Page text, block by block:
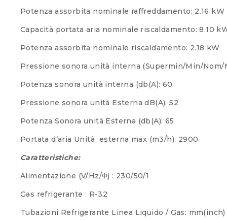
Potenza assorbita nominale raffreddamento: 2.16 kW
Capacità portata aria nominale riscaldamento: 8.10
Potenza assorbita nominale riscaldamento: 2.18 kW
Pressione sonora unità interna (Supermin/Min/Nom/
Potenza sonora unità interna (db(A): 60
Pressione sonora unità Esterna dB(A): 52
Potenza Sonora unità Esterna (db(A): 65
Portata d’aria Unità esterna max (m3/h): 2900
Caratteristiche:
Alimentazione (V/Hz/Φ) : 230/50/1
Gas refrigerante : R-32
Tubazioni Refrigerante Linea Liquido / Gas: